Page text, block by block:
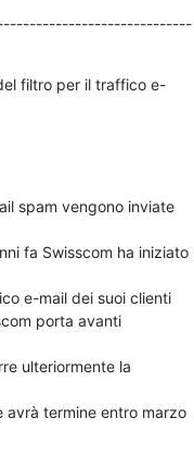
filtro per il traffico e-
spam vengono inviate
fa Swisscom ha iniziato
e-mail dei suoi clienti
porta avanti
ulteriormente la
avrà termine entro marzo